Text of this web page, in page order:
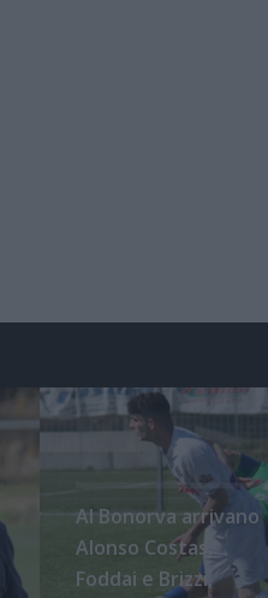
Al Bonorva arrivano
Alonso Costas,
Foddai e Brizzi,